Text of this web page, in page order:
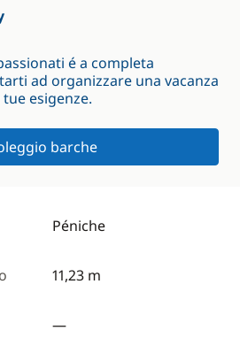
é a completa
ad organizzare una vacanza
esigenze.
barche
Péniche
11,23 m
—